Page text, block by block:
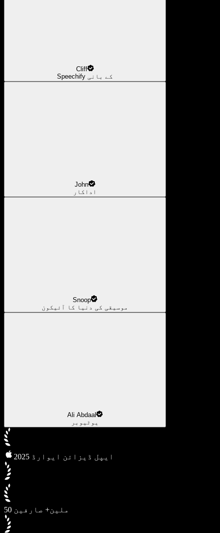
Cliff
Speechify کے بانی
John
اداکار
Snoop
موسیقی کی دنیا کا آئیکون
Ali Abdaal
یوٹیوبر
2025 ایپل ڈیزائن ایوارڈ
50 ملین+ صارفین